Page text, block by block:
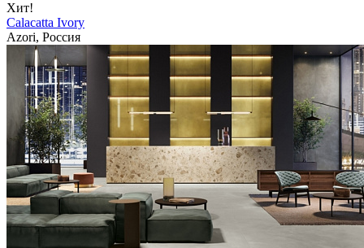
Хит!
Calacatta Ivory
Azori, Россия